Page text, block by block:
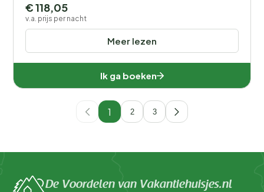
Meer lezen
€ 118,05
v.a. prijs per nacht
Ik ga boeken
1 2 3
De Voordelen van Vakantiehuisjes.nl